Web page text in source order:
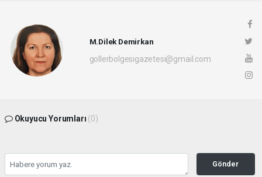
M.Dilek Demirkan
gollerbolgesigazetesi@gmail.com
Okuyucu Yorumları (0)
Gönder